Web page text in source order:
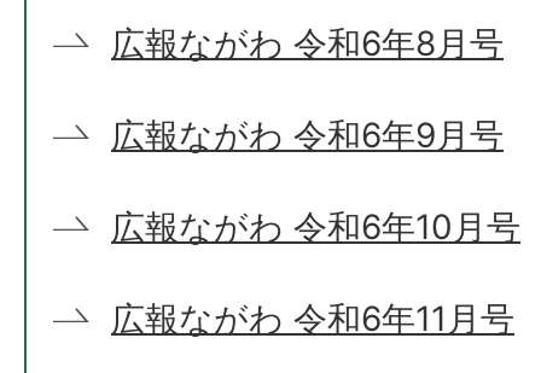
広報ながわ 令和6年8月号
広報ながわ 令和6年9月号
広報ながわ 令和6年10月号
広報ながわ 令和6年11月号